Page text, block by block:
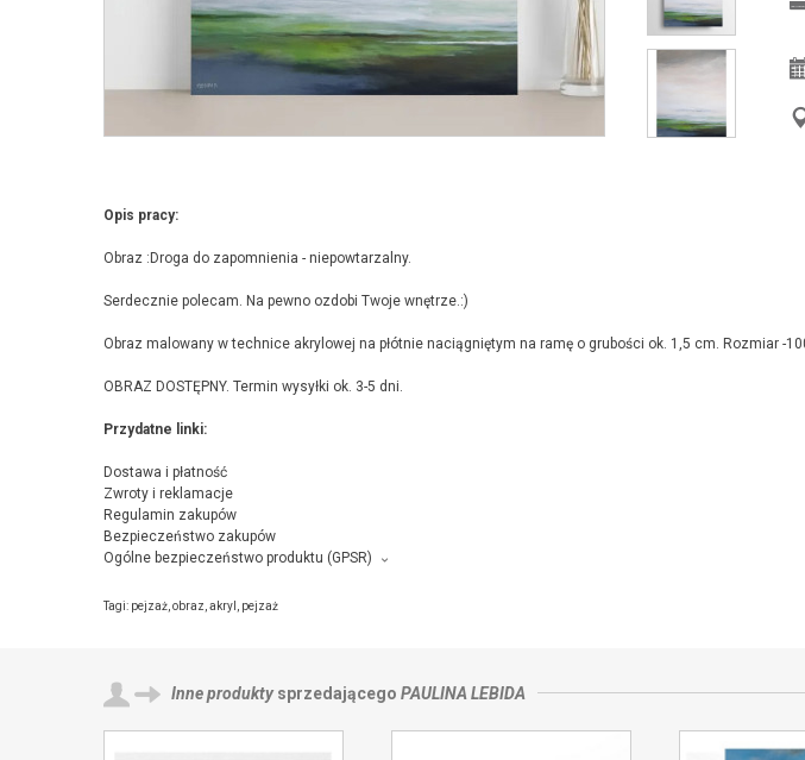
Opis pracy:
Obraz :Droga do zapomnienia - niepowtarzalny.
Serdecznie polecam. Na pewno ozdobi Twoje wnętrze.:)
Obraz malowany w technice akrylowej na płótnie naciągniętym na ramę o grubości ok. 1,5 cm. Rozmiar -
OBRAZ DOSTĘPNY. Termin wysyłki ok. 3-5 dni.
Przydatne linki:
Dostawa i płatność
Zwroty i reklamacje
Regulamin zakupów
Bezpieczeństwo zakupów
Ogólne bezpieczeństwo produktu (GPSR)
Niebieska pracownia, Norwida 4/43, 38-300 Gorlice,
Tagi: pejzaż obraz akryl pejzaż
Inne produktysprzedającego PAULINA LEBIDA